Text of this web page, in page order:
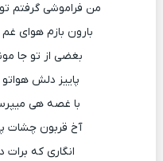
من فراموشی گرفتم
بارون بازم هوای غم
بغضی از تو جا
پاییز دلش
با غصه هی
آخ قربون چشات
انگاری که برات